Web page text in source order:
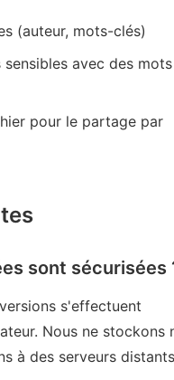
(auteur, mots-clés)
avec des
pour le partage par
sont sécurisées
s'effectuent
Nous ne stockons
à des serveurs